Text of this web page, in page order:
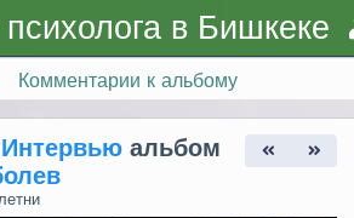
в Бишкеке
Комментарии к альбому
альбом